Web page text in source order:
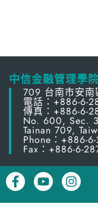
中信金融管理學
709 台南市安
電話：+886-6-
傳真：+886-6-
No. 600, Sec.
Tainan 709,
Phone：+886-
Fax：+886-6-